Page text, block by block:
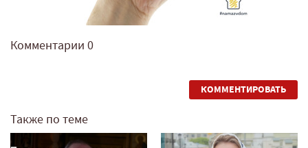
Комментарии 0
КОММЕНТИРОВАТЬ
Также по теме